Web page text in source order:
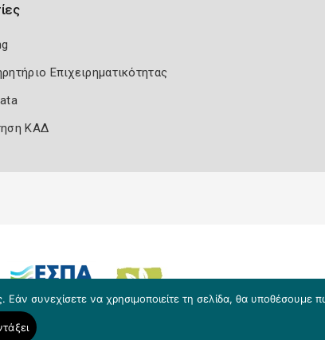
Επιχειρηματικότητας
ΚΑΔ
συνεχίσετε να χρησιμοποιείτε τη σελίδα, θα υποθέσουμε